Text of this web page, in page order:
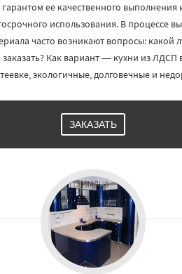
гарантом ее качественного выполнения
использования. В процессе
часто возникают вопросы: какой
заказать? Как вариант — кухни из ЛДСП
экологичные, долговечные и
ЗАКАЗАТЬ